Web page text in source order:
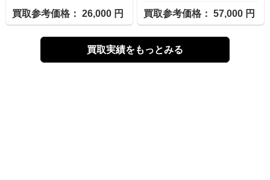
買取参考価格： 26,000 円 買取参考価格： 57,000 円
買取実績をもっとみる